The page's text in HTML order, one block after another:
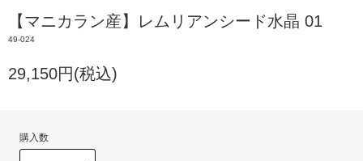
【マニカラン産】レムリアンシード水晶 01
49-024
29,150円(税込)
購入数